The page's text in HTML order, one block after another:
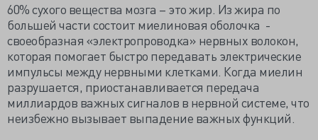
60% сухого вещества мозга – это жир. Из жира по
большей части состоит миелиновая оболочка -
своеобразная «электропроводка» нервных волокон,
которая помогает быстро передавать электрические
импульсы между нервными клетками. Когда миелин
разрушается, приостанавливается передача
миллиардов важных сигналов в нервной системе, что
неизбежно вызывает выпадение важных функций.